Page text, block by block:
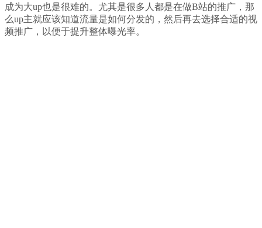
成为大up也是很难的。尤其是很多人都是在做B站的推广，那
么up主就应该知道流量是如何分发的，然后再去选择合适的视
频推广，以便于提升整体曝光率。